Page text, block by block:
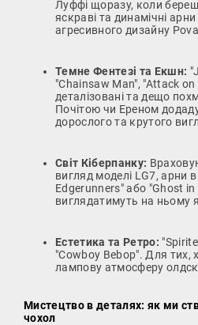
Луффі щоразу, коли
яскраві та динамічні
агресивного дизайну
Темне Фентезі та Екшн:
"Chainsaw Man", "Attack on
деталізовані та дещо
Почітою чи Ереном
дорослого та крутого
Світ Кіберпанку:
вигляд моделі LG7, арни
Edgerunners" або "Ghost in
виглядатимуть на ньому
Естетика та Ретро:
"Cowboy Bebop". Для тих,
лампову атмосферу
Мистецтво в деталях: як ми
чохол